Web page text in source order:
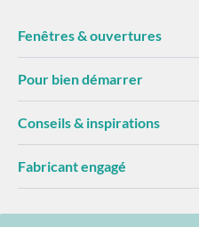
Fenêtres & ouvertures
Pour bien démarrer
Conseils & inspirations
Fabricant engagé